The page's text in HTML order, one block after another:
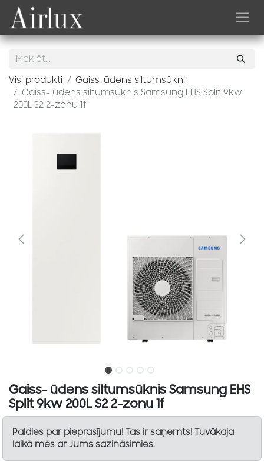
Skip to Content
Visi produkti
Gaiss-ūdens siltumsūkņi
Gaiss- ūdens siltumsūknis Samsung EHS Split 9kw
200L S2 2-zonu 1f
Gaiss- ūdens siltumsūknis Samsung EHS
Split 9kw 200L S2 2-zonu 1f
Paldies par pieprasījumu! Tas ir saņemts! Tuvākaja
laikā mēs ar Jums sazināsimies.